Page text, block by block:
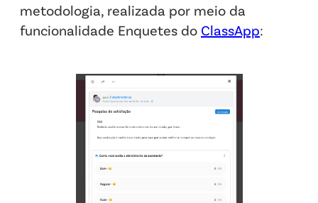
metodologia, realizada por meio da
funcionalidade Enquetes do ClassApp: